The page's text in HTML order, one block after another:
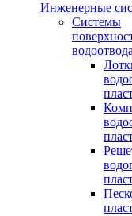
Инженерные
Системы
водоотвода